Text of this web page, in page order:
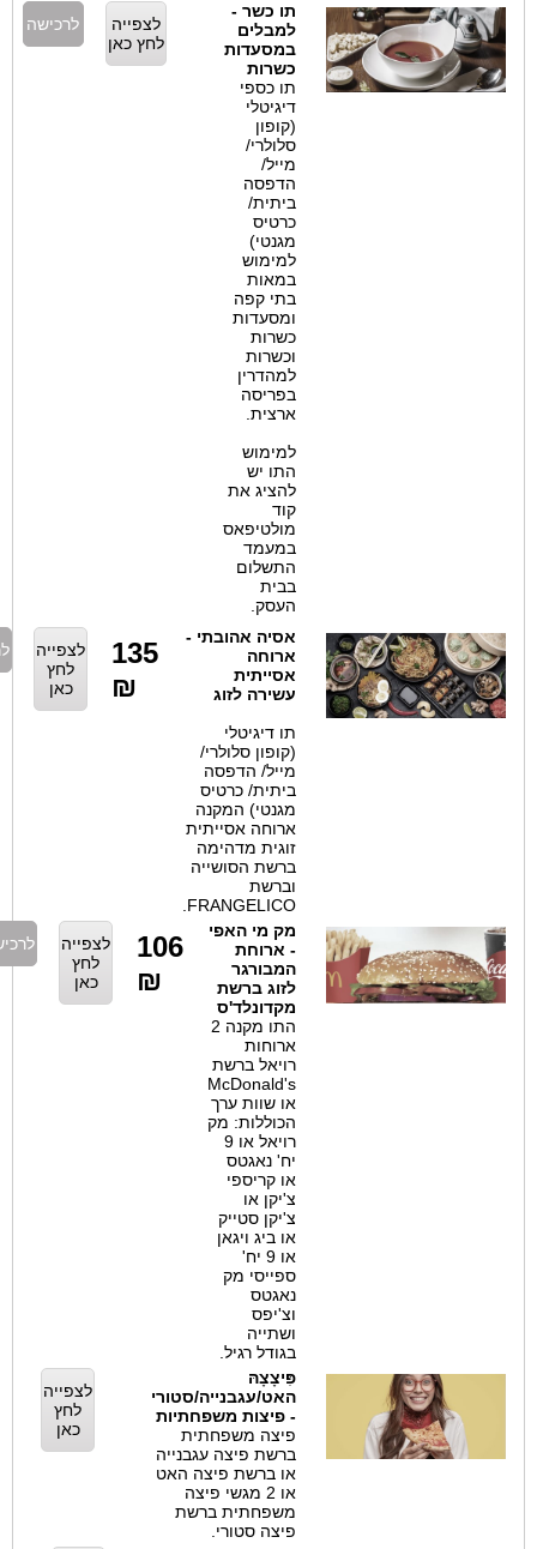
תו כשר -
למבלים
במסעדות
כשרות
תו כספי
דיגיטלי
סלולרי/
הדפסה
ביתית/
למימוש
במאות
בתי קפה
ומסעדות
וכשרות
למהדרין
בפריסה
ארצית.
למימוש
התו יש
להציג את
מולטיפאס
במעמד
התשלום
לצפייה
לחץ כאן
לרכישה
אסיה אהובתי -
ארוחה
אסייתית
עשירה לזוג
תו דיגיטלי
(קופון סלולרי/
מייל/ הדפסה
ביתית/ כרטיס
מגנטי) המקנה
ארוחה אסייתית
זוגית מדהימה
ברשת הסושייה
FRANGELICO.
135
לצפייה
לחץ
כאן
לרכישה
מק מי האפי
- ארוחת
המבורגר
לזוג ברשת
מקדונלד'ס
התו מקנה 2
ארוחות
רויאל ברשת
McDonald's
או שוות ערך
הכוללות: מק
רויאל או 9
יח' נאגטס
או קריספי
צ'יקן או
צ'יקן סטייק
או ביג ויגאן
או 9 יח'
ספייסי מק
ושתייה
בגודל רגיל.
106
לצפייה
לחץ
כאן
לרכישה
פִּיצָצָהּ
האט/עגבנייה/סטורי
- פיצות משפחתיות
פיצה משפחתית
ברשת פיצה עגבנייה
או ברשת פיצה האט
או 2 מגשי פיצה
משפחתית ברשת
פיצה סטורי.
לצפייה